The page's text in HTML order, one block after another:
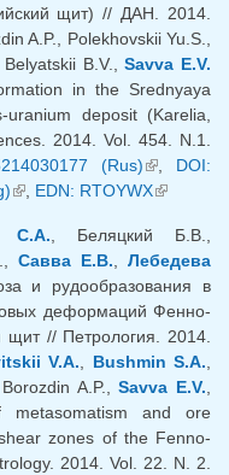
щит) // ДАН. 2014.
A.P., Polekhovskii Yu.S.,
Belyatskii B.V.,Savva E.V.
in the Srednyaya
uranium deposit (Karelia,
2014. Vol. 454. N.1.
(Rus)(link is
external)
, DOI:
(link is external)
, EDN: RTOYWX(link is
С.А., Беляцкий Б.В.,
Савва Е.В.,Лебедева
и рудообразования в
деформаций Фенно-
щит // Петрология. 2014.
V.A., Bushmin S.A.,
A.P.,Savva E.V.,
and ore
zones of the Fenno-
2014. Vol. 22. N. 2.